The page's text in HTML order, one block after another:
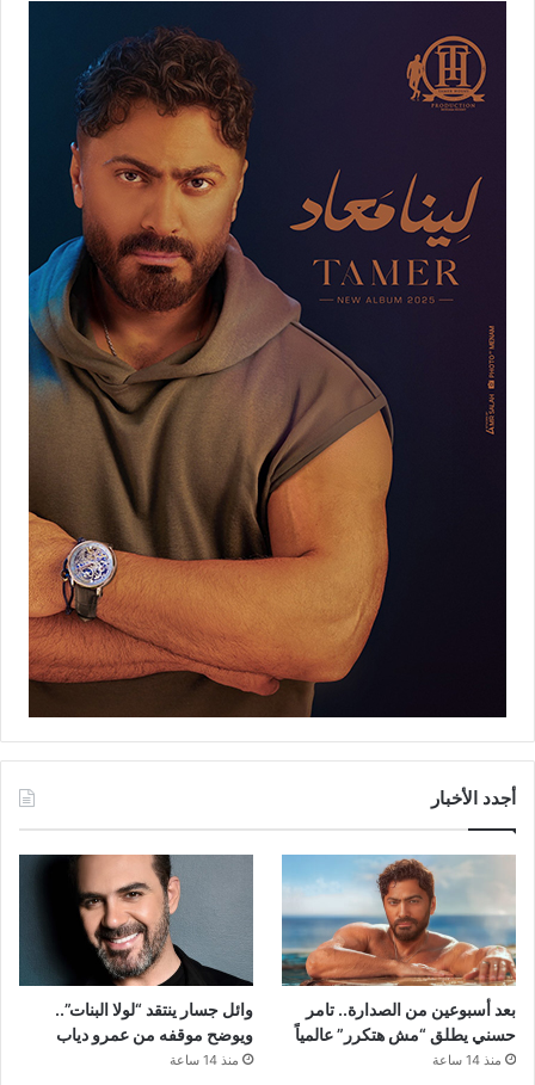
أجدد الأخبار
بعد أسبوعين من الصدارة.. تامر
حسني يطلق “مش هتكرر” عالمياً
منذ 14 ساعة
وائل جسار ينتقد “لولا البنات”..
ويوضح موقفه من عمرو دياب
منذ 14 ساعة